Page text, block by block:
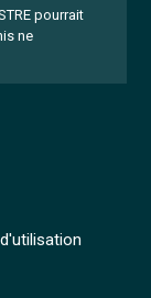
pourrait
ne